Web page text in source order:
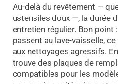
Au-delà du revêtement —
ustensiles doux —, la durée
entretien régulier. Bon point
passent au lave-vaisselle,
aux nettoyages agressifs.
trouve des plaques de
compatibles pour les